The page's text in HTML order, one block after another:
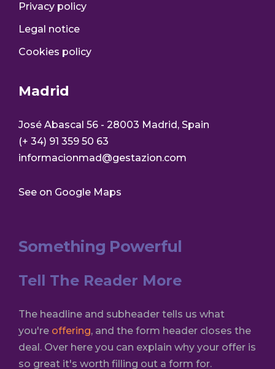
Privacy policy
Legal notice
Cookies policy
Madrid
José Abascal 56 - 28003 Madrid, Spain
(+ 34) 91 359 50 63
informacionmad@gestazion.com
See on Google Maps
Something Powerful
Tell The Reader More
The headline and subheader tells us what
you're offering, and the form header closes the
deal. Over here you can explain why your offer is
so great it's worth filling out a form for.